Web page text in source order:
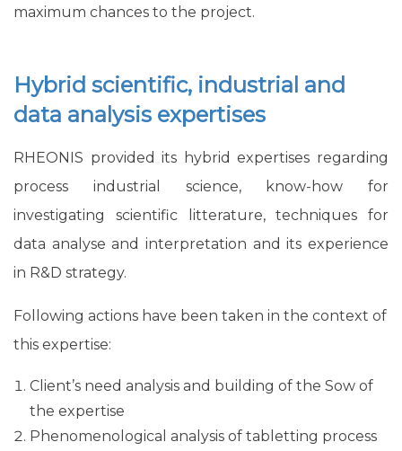
maximum chances to the project.
Hybrid scientific, industrial and
data analysis expertises
RHEONIS provided its hybrid expertises regarding
process industrial science, know-how for
investigating scientific litterature, techniques for
data analyse and interpretation and its experience
in R&D strategy.
Following actions have been taken in the context of
this expertise:
Client’s need analysis and building of the Sow of
the expertise
Phenomenological analysis of tabletting process